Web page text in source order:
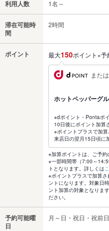
利用人数 1名～
滞在可能時
間
2時間
ポイント 最大150ポイント×予
または
ホットペッパーグ
※dポイント・Pontaポ
10日後にポイント加算
※ポイントプラスで加算
来店日の翌月15日頃に
※加算ポイントは、ご予約
※一部時間帯（7:00～
トとなります。詳しくは
※ポイントプラスで加算
ントになります。対象日
ント加算の対象となりま
ださい。
予約可能曜
日
月～日・祝日・祝前日